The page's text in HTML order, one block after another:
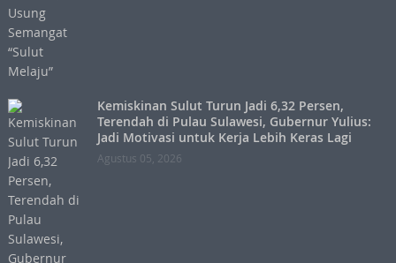
Kemiskinan Sulut Turun Jadi 6,32 Persen,
Terendah di Pulau Sulawesi, Gubernur Yulius:
Jadi Motivasi untuk Kerja Lebih Keras Lagi
Agustus 05, 2026